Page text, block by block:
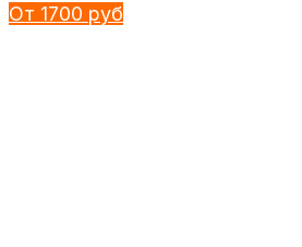
От 1700 руб